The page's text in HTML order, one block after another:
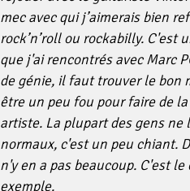
mec avec qui j’aimerais bien
rock’n’roll ou rockabilly. C'est
que j'ai rencontrés avec Marc
de génie, il faut trouver le bon
être un peu fou pour faire de
artiste. La plupart des gens ne
normaux, c'est un peu chiant.
n'y en a pas beaucoup. C'est le
exemple.